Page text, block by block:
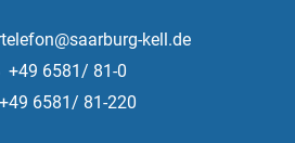
kell.de
+49 6581/ 81-0
+49 6581/ 81-220